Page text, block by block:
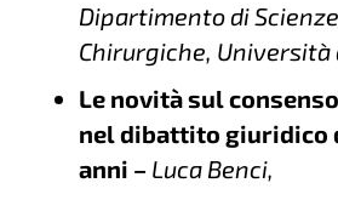
Dipartimento di
Chirurgiche, Università
Le novità sul
nel dibattito giuridico
anni – Luca Benci,